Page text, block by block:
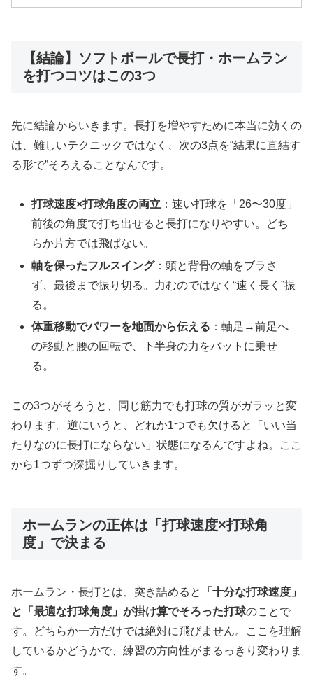
【結論】ソフトボールで長打・ホームラン
を打つコツはこの3つ
先に結論からいきます。長打を増やすために本当に効くの
は、難しいテクニックではなく、次の3点を“結果に直結す
る形で”そろえることなんです。
打球速度×打球角度の両立 ：速い打球を「26〜30度」
前後の角度で打ち出せると長打になりやすい。どち
らか片方では飛ばない。
軸を保ったフルスイング：頭と背骨の軸をブラさ
ず、最後まで振り切る。力むのではなく“速く長く”振
る。
体重移動でパワーを地面から伝える ：軸足→前足へ
の移動と腰の回転で、下半身の力をバットに乗せ
る。
この3つがそろうと、同じ筋力でも打球の質がガラッと変
わります。逆にいうと、どれか1つでも欠けると「いい当
たりなのに長打にならない」状態になるんですよね。ここ
から1つずつ深掘りしていきます。
ホームランの正体は「打球速度×打球角
度」で決まる
ホームラン・長打とは、突き詰めると
「十分な打球速度」
と「最適な打球角度」が掛け算でそろった打球のことで
す。どちらか一方だけでは絶対に飛びません。ここを理解
しているかどうかで、練習の方向性がまるっきり変わりま
す。